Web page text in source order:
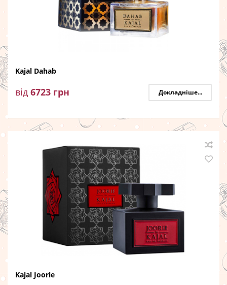
Kajal Dahab
від 6723 грн Докладніше...
Kajal Joorie